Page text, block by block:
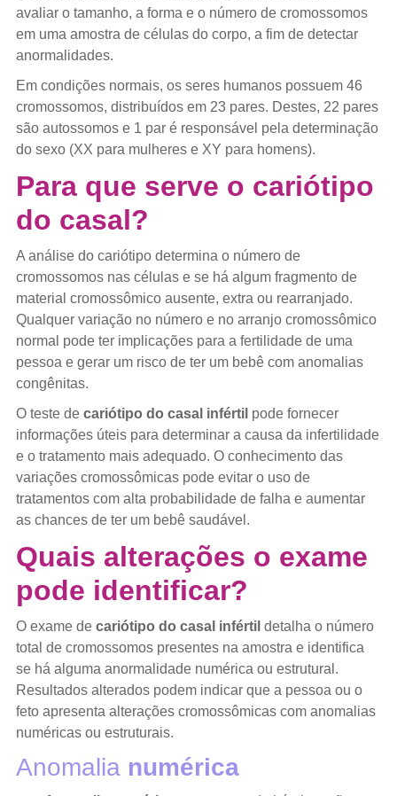
avaliar o tamanho, a forma e o número de cromossomos
em uma amostra de células do corpo, a fim de detectar
anormalidades.
Em condições normais, os seres humanos possuem 46
cromossomos, distribuídos em 23 pares. Destes, 22 pares
são autossomos e 1 par é responsável pela determinação
do sexo (XX para mulheres e XY para homens).
Para que serve o cariótipo
do casal?
A análise do cariótipo determina o número de
cromossomos nas células e se há algum fragmento de
material cromossômico ausente, extra ou rearranjado.
Qualquer variação no número e no arranjo cromossômico
normal pode ter implicações para a fertilidade de uma
pessoa e gerar um risco de ter um bebê com anomalias
congênitas.
O teste de cariótipo do casal infértil pode fornecer
informações úteis para determinar a causa da infertilidade
e o tratamento mais adequado. O conhecimento das
variações cromossômicas pode evitar o uso de
tratamentos com alta probabilidade de falha e aumentar
as chances de ter um bebê saudável.
Quais alterações o exame
pode identificar?
O exame de cariótipo do casal infértil detalha o número
total de cromossomos presentes na amostra e identifica
se há alguma anormalidade numérica ou estrutural.
Resultados alterados podem indicar que a pessoa ou o
feto apresenta alterações cromossômicas com anomalias
numéricas ou estruturais.
Anomalianumérica